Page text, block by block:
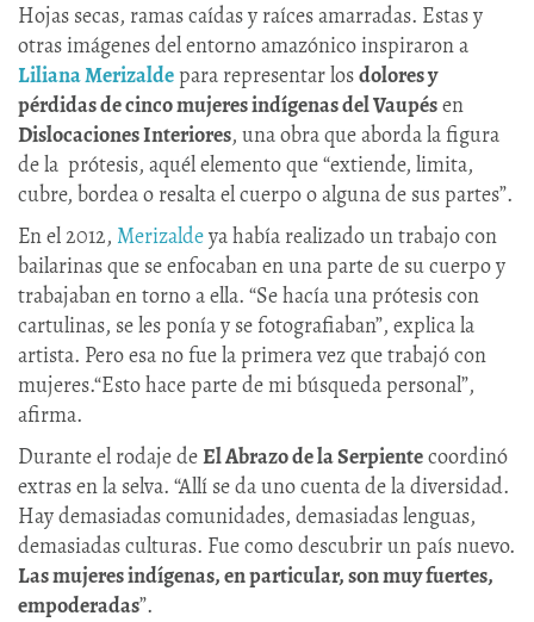
Hojas secas, ramas caídas y raíces amarradas. Estas y
otras imágenes del entorno amazónico inspiraron a
Liliana Merizaldepara representar losdolores y
pérdidas de cinco mujeres indígenas del Vaupésen
Dislocaciones Interiores, una obra que aborda la figura
de la prótesis, aquél elemento que “extiende, limita,
cubre, bordea o resalta el cuerpo o alguna de sus partes”.
En el 2012, Merizaldeya había realizado un trabajo con
bailarinas que se enfocaban en una parte de su cuerpo y
trabajaban en torno a ella. “Se hacía una prótesis con
cartulinas, se les ponía y se fotografiaban”, explica la
artista. Pero esa no fue la primera vez que trabajó con
mujeres.“Esto hace parte de mi búsqueda personal”,
afirma.
Durante el rodaje deEl Abrazo de la Serpientecoordinó
extras en la selva. “Allí se da uno cuenta de la diversidad.
Hay demasiadas comunidades, demasiadas lenguas,
demasiadas culturas. Fue como descubrir un país nuevo.
Las mujeres indígenas, en particular, son muy fuertes,
empoderadas”.